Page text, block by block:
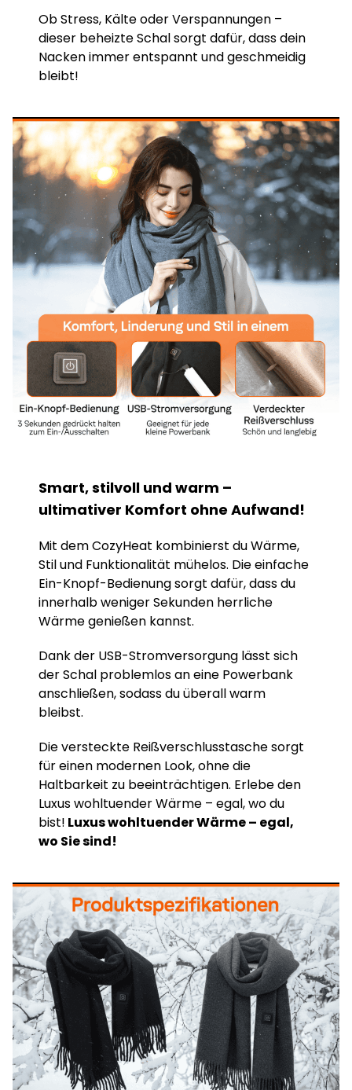
Ob Stress, Kälte oder Verspannungen –
dieser beheizte Schal sorgt dafür, dass dein
Nacken immer entspannt und geschmeidig
bleibt!
Smart, stilvoll und warm –
ultimativer Komfort ohne Aufwand!
Mit dem CozyHeat kombinierst du Wärme,
Stil und Funktionalität mühelos. Die einfache
Ein-Knopf-Bedienung sorgt dafür, dass du
innerhalb weniger Sekunden herrliche
Wärme genießen kannst.
Dank der USB-Stromversorgung lässt sich
der Schal problemlos an eine Powerbank
anschließen, sodass du überall warm
bleibst.
Die versteckte Reißverschlusstasche sorgt
für einen modernen Look, ohne die
Haltbarkeit zu beeinträchtigen. Erlebe den
Luxus wohltuender Wärme – egal, wo du
bist! Luxus wohltuender Wärme – egal,
wo Sie sind!